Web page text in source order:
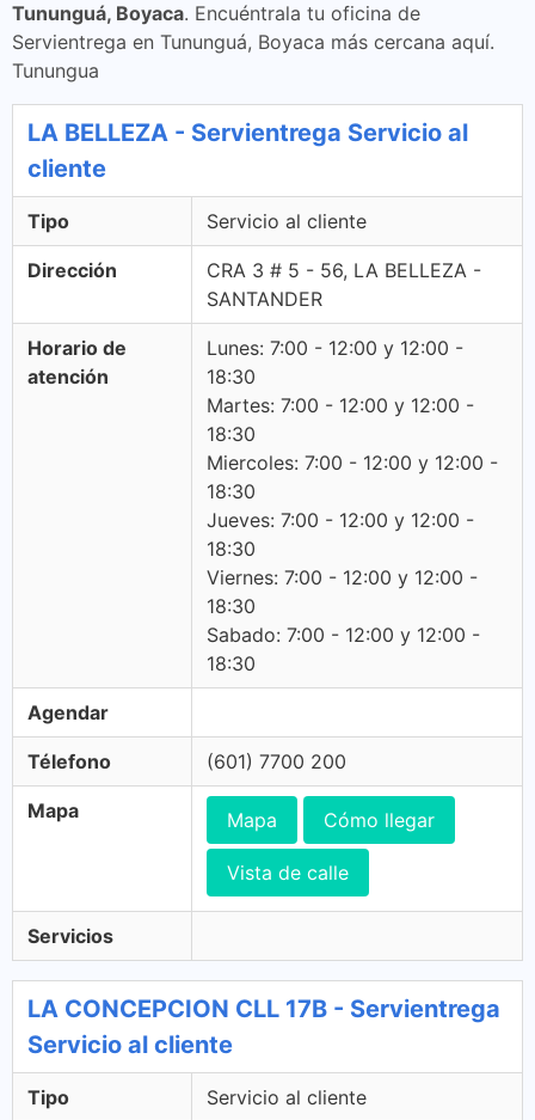
Tununguá, Boyaca. Encuéntrala tu oficina de
Servientrega en Tununguá, Boyaca más cercana aquí.
Tunungua
LA BELLEZA - Servientrega Servicio al
cliente
Tipo Servicio al cliente
Dirección
CRA 3 # 5 - 56, LA BELLEZA -
SANTANDER
Horario de
atención
Lunes: 7:00 - 12:00 y 12:00 -
18:30
Martes: 7:00 - 12:00 y 12:00 -
18:30
Miercoles: 7:00 - 12:00 y 12:00 -
18:30
Jueves: 7:00 - 12:00 y 12:00 -
18:30
Viernes: 7:00 - 12:00 y 12:00 -
18:30
Sabado: 7:00 - 12:00 y 12:00 -
18:30
Agendar
Télefono (601) 7700 200
Mapa Mapa Cómo llegar
Vista de calle
Servicios
LA CONCEPCION CLL 17B - Servientrega
Servicio al cliente
Tipo Servicio al cliente